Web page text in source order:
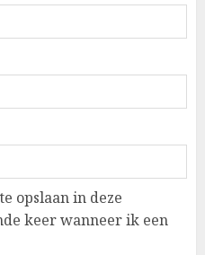
opslaan in deze
keer wanneer ik een